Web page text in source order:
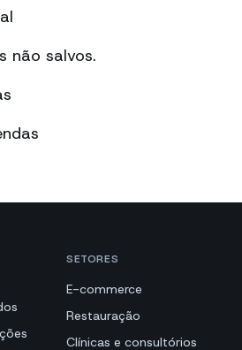
não salvos.
SETORES
E-commerce
Restauração
Clínicas e consultórios